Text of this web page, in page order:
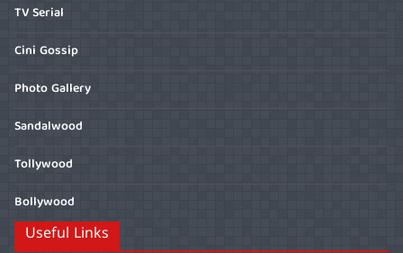
TV Serial
Cini Gossip
Photo Gallery
Sandalwood
Tollywood
Bollywood
Useful Links